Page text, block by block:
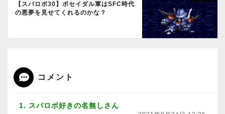
【スパロボ30】ポセイダル軍はSFC時代
の悪夢を見せてくれるのかな？
コメント
1. スパロボ好きの名無しさん